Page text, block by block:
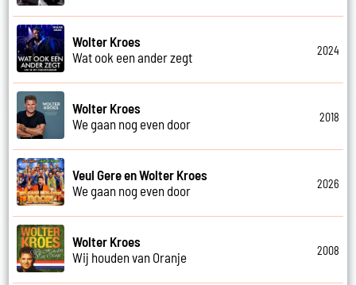
Wolter Kroes
Wat ook een ander zegt
2024
Wolter Kroes
We gaan nog even door
2018
Veul Gere en Wolter Kroes
We gaan nog even door
2026
Wolter Kroes
Wij houden van Oranje
2008